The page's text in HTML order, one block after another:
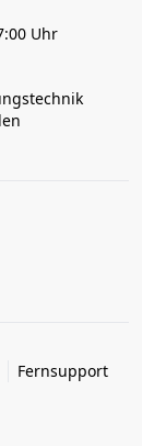
Uhr
Fernsupport